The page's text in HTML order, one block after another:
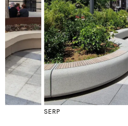
SERP
WE ARE MOLINS
CERTIFICADOS